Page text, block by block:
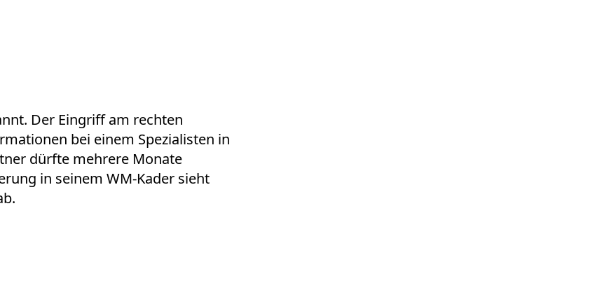
Der Eingriff am rechten
bei einem Spezialisten in
dürfte mehrere Monate
in seinem WM-Kader sieht